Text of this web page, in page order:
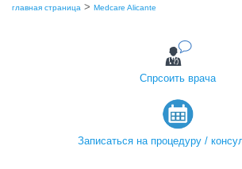
главная страница > Medcare Alicante
Спрсоить врача
Записаться на процедуру /